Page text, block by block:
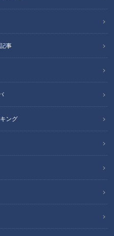
事
ング
キング』
ング
よいえびをたっぷりとのせたお
。朝食や昼食、おつまみにもぴ
や先生／キユーピー３分クッキ